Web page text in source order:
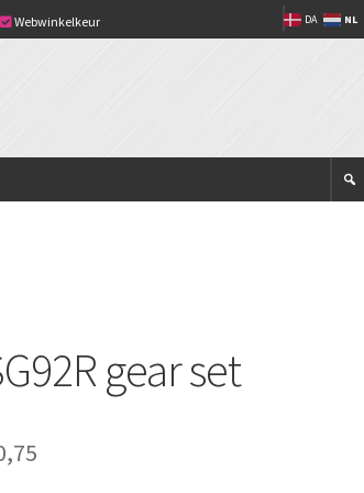
Webwinkelkeur DA NL
gear set